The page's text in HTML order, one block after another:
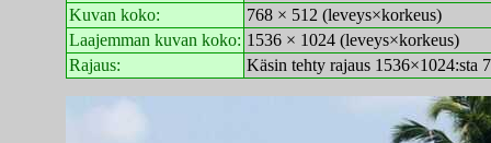
Kuvan koko:
768 × 512 (leveys×korkeus)
Laajemman kuvan koko: 1536 × 1024 (leveys×korkeus)
Rajaus:
Käsin tehty rajaus 1536×1024:sta